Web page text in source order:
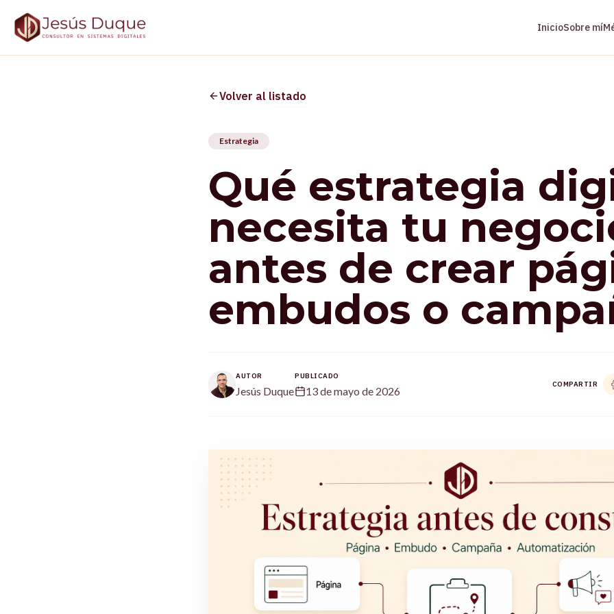
InicioSobre mí
Volver al listado
Estrategia
Qué estrategia
necesita tu
antes de crear
embudos o
AUTOR
Jesús Duque
PUBLICADO
13 de mayo de 2026
COMPARTIR